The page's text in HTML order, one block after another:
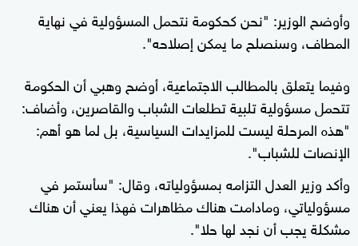
وأوضح الوزير: "نحن كحكومة نتحمل المسؤولية في نهاية
المطاف، وسنصلح ما يمكن إصلاحه".
وفيما يتعلق بالمطالب الاجتماعية، أوضح وهبي أن الحكومة
تتحمل مسؤولية تلبية تطلعات الشباب والقاصرين، وأضاف:
"هذه المرحلة ليست للمزايدات السياسية، بل لما هو أهم:
الإنصات للشباب".
وأكد وزير العدل التزامه بمسؤولياته، وقال: "سأستمر في
مسؤولياتي، ومادامت هناك مظاهرات فهذا يعني أن هناك
مشكلة يجب أن نجد لها حلا".